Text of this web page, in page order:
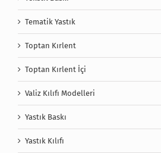
Tematik Yastık
Toptan Kırlent
Toptan Kırlent İçi
Valiz Kılıfı Modelleri
Yastık Baskı
Yastık Kılıfı